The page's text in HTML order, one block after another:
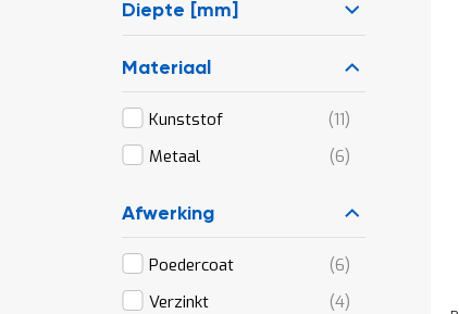
Diepte [mm]
Materiaal
Kunststof 11
producten
Metaal
6
producten
Afwerking
Poedercoat 6
producten
Verzinkt
4
producten